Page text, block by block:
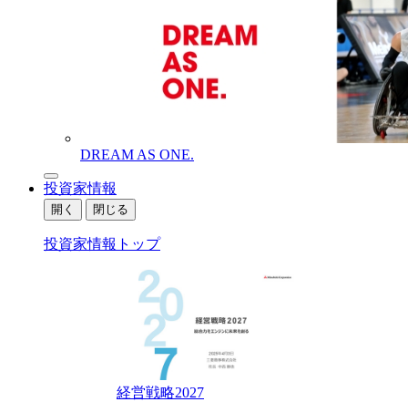
DREAM AS ONE.
投資家情報
開く 閉じる
投資家情報トップ
経営戦略2027